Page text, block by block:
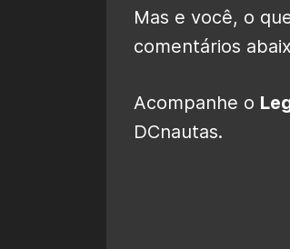
Mas e você, o
comentários
Acompanhe o
DCnautas.